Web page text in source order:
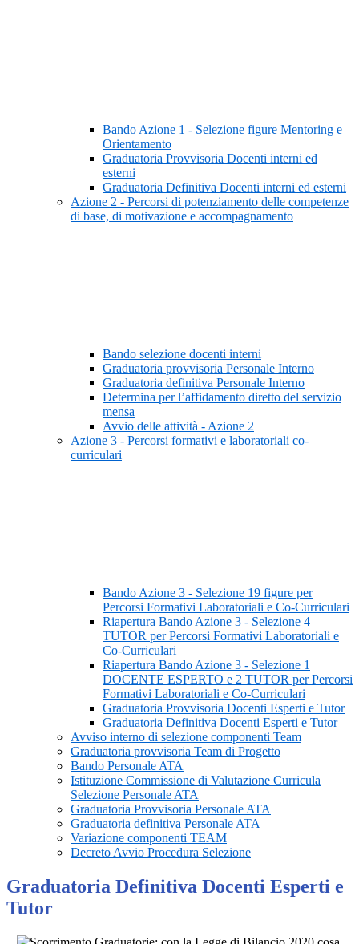
Bando Azione 1 - Selezione figure Mentoring e
Orientamento
Graduatoria Provvisoria Docenti interni ed
esterni
Graduatoria Definitiva Docenti interni ed esterni
Azione 2 - Percorsi di potenziamento delle competenze
di base, di motivazione e accompagnamento
Bando selezione docenti interni
Graduatoria provvisoria Personale Interno
Graduatoria definitiva Personale Interno
Determina per l’affidamento diretto del servizio
mensa
Avvio delle attività - Azione 2
Azione 3 - Percorsi formativi e laboratoriali co-
curriculari
Bando Azione 3 - Selezione 19 figure per
Percorsi Formativi Laboratoriali e Co-Curriculari
Riapertura Bando Azione 3 - Selezione 4
TUTOR per Percorsi Formativi Laboratoriali e
Co-Curriculari
Riapertura Bando Azione 3 - Selezione 1
DOCENTE ESPERTO e 2 TUTOR per Percorsi
Formativi Laboratoriali e Co-Curriculari
Graduatoria Provvisoria Docenti Esperti e Tutor
Graduatoria Definitiva Docenti Esperti e Tutor
Avviso interno di selezione componenti Team
Graduatoria provvisoria Team di Progetto
Bando Personale ATA
Istituzione Commissione di Valutazione Curricula
Selezione Personale ATA
Graduatoria Provvisoria Personale ATA
Graduatoria definitiva Personale ATA
Variazione componenti TEAM
Decreto Avvio Procedura Selezione
Graduatoria Definitiva Docenti Esperti e
Tutor